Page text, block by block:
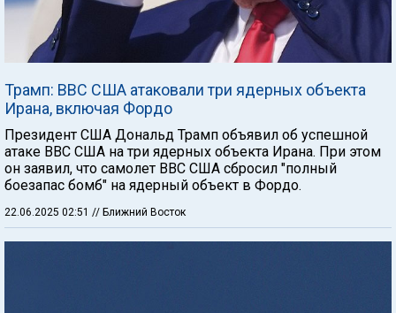
Трамп: ВВС США атаковали три ядерных объекта
Ирана, включая Фордо
Президент США Дональд Трамп объявил об успешной
атаке ВВС США на три ядерных объекта Ирана. При этом
он заявил, что самолет ВВС США сбросил "полный
боезапас бомб" на ядерный объект в Фордо.
22.06.2025 02:51 // Ближний Восток